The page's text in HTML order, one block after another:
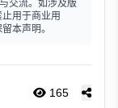
交流。如涉及版
用于商业用
本声明。
165